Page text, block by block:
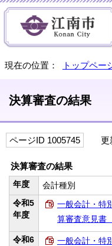
現在の位置： トップペー
決算審査の結果
ページID 1005745 更
決算審査の結果
年度
会計種別
令和5
年度
一般会計・特
算審査意見書
令和6
一般会計・特